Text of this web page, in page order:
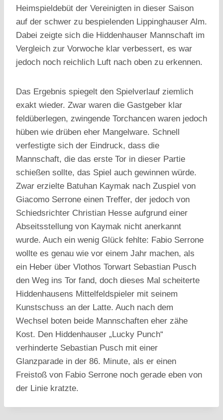
Heimspieldebüt der Vereinigten in dieser Saison
auf der schwer zu bespielenden Lippinghauser Alm.
Dabei zeigte sich die Hiddenhauser Mannschaft im
Vergleich zur Vorwoche klar verbessert, es war
jedoch noch reichlich Luft nach oben zu erkennen.
Das Ergebnis spiegelt den Spielverlauf ziemlich
exakt wieder. Zwar waren die Gastgeber klar
feldüberlegen, zwingende Torchancen waren jedoch
hüben wie drüben eher Mangelware. Schnell
verfestigte sich der Eindruck, dass die
Mannschaft, die das erste Tor in dieser Partie
schießen sollte, das Spiel auch gewinnen würde.
Zwar erzielte Batuhan Kaymak nach Zuspiel von
Giacomo Serrone einen Treffer, der jedoch von
Schiedsrichter Christian Hesse aufgrund einer
Abseitsstellung von Kaymak nicht anerkannt
wurde. Auch ein wenig Glück fehlte: Fabio Serrone
wollte es genau wie vor einem Jahr machen, als
ein Heber über Vlothos Torwart Sebastian Pusch
den Weg ins Tor fand, doch dieses Mal scheiterte
Hiddenhausens Mittelfeldspieler mit seinem
Kunstschuss an der Latte. Auch nach dem
Wechsel boten beide Mannschaften eher zähe
Kost. Den Hiddenhauser „Lucky Punch“
verhinderte Sebastian Pusch mit einer
Glanzparade in der 86. Minute, als er einen
Freistoß von Fabio Serrone noch gerade eben von
der Linie kratzte.